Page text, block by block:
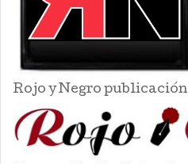
Rojo y Negro publicación